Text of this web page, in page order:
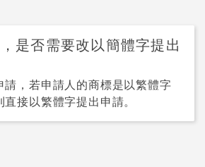
是否需要改以簡體字提出
請，若申請人的商標是以繁體字
接以繁體字提出申請。